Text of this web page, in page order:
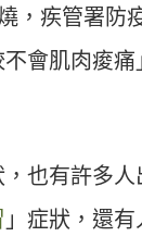
，疾管署防
會肌肉痠
也有許多
」症狀，還